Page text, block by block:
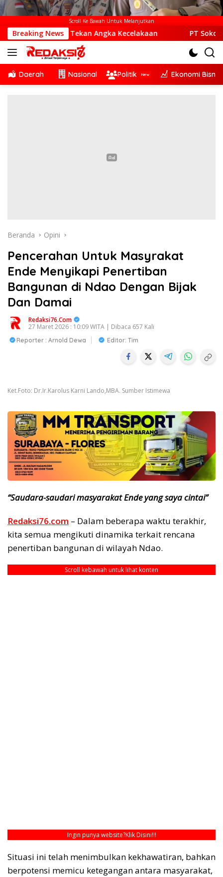
Scroll Ke Bawah Untuk Melanjutkan
Breaking News
LLAJ Tekan Angka Kecelakaan PT Sokoria
Daerah Nasional Politik Ekonomi Bisnis
Beranda Opini
Pencerahan Untuk Masyrakat
Ende Menyikapi Penertiban
Bangunan di Ndao Dengan Bijak
Dan Damai
Redaksi76.com
27 Maret 2026 : 10:09 WITA | Dibaca 657 Kali
Reporter : Arnold Dewa Editor: Tim
Ket.Foto: Dr.Ir.Karolus Karni Lando,MBA. Sumber Istimewa
“Saudara-saudari masyarakat Ende yang saya cintai”
Redaksi76.com – Dalam beberapa waktu terakhir,
kita semua mengikuti dinamika terkait rencana
penertiban bangunan di wilayah Ndao.
Scroll kebawah untuk lihat konten
Ingin punya website?Klik Disini!!!
Situasi ini telah menimbulkan kekhawatiran, bahkan
berpotensi memicu ketegangan antara masyarakat,